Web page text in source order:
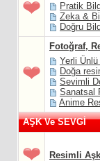
Pratik
Zeka &
Doğru
Fotoğraf,
Yerli
Doğa
Sevimli
Sanatsal
Anime
AŞK Ve SEVGİ
Resimli Aşk